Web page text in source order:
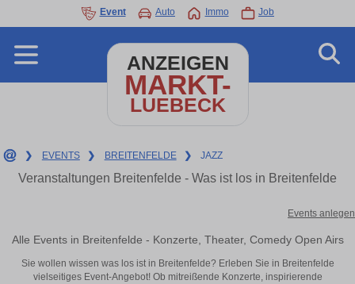
Event Auto Immo Job
ANZEIGEN
MARKT-
LUEBECK
❯ EVENTS ❯ BREITENFELDE ❯ JAZZ
Veranstaltungen Breitenfelde - Was ist los in Breitenfelde
Events anlegen
Alle Events in Breitenfelde - Konzerte, Theater, Comedy Open Airs
Sie wollen wissen was los ist in Breitenfelde? Erleben Sie in Breitenfelde
vielseitiges Event-Angebot! Ob mitreißende Konzerte, inspirierende